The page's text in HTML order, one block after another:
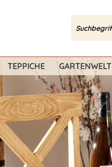
TEPPICHE GARTENWELT